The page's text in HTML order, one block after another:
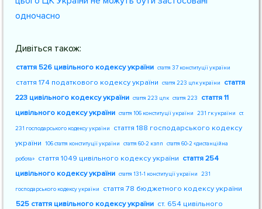
одночасно
Дивіться також:
стаття 526 цивільного кодексу україни стаття 37 конституції україни
стаття 174 податкового кодексу україни стаття 223 цпк україни
стаття
223 цивільного кодексу україни стаття 223 цпк стаття 223
стаття 11
цивільного кодексу україни стаття 106 конституції україни 231 гк україни ст.
231 господарського кодексу україни
стаття 188 господарського кодексу
україни 106 стаття конституції україни стаття 60-2 кзпп стаття 60-2 «дистанційна
робота» стаття 1049 цивільного кодексу україни стаття 254
цивільного кодексу україни стаття 131-1 конституції україни 231
господарського кодексу україни
стаття 78 бюджетного кодексу україни
525 стаття цивільного кодексу україни ст. 654 цивільного